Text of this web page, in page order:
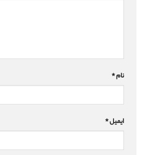
نام*
ایمیل*